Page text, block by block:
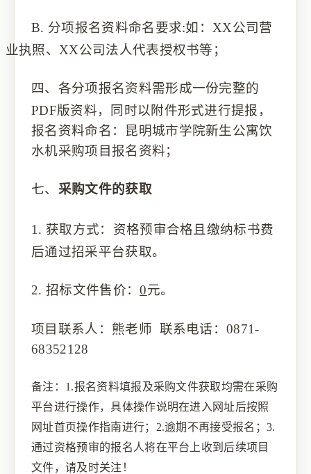
B. 分项报名资料命名要求:如： XX公司营
业执照、XX公司法人代表授权书等 ；
四、 各分项报名资料需形成一份完整的
PDF版资料，同时以附件形式进行提报，
报名资料命名： 昆明城市学院新生公寓饮
水机采购项目报名资料；
七、 采购文件的获取
1. 获取方式：资格预审合格且缴纳标书费
后通过招采平台获取。
2. 招标文件售价：0元。
项目 联系人： 熊老师 联系电话：0871-
68352128
备注： 1.报名资料填报及采购文件获取均需在采购
平台进行操作，具体操作说明在进入网址后按照
网址首页操作指南进行； 2.逾期不再接受报名；3.
通过资格预审的报名人将在平台上收到后续项目
文件，请及时关注！